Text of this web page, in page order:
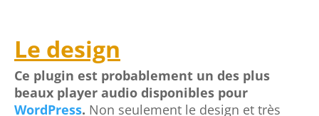
Le design
Ce plugin est probablement un des plus
beaux player audio disponibles pour
WordPress. Non seulement le design et très